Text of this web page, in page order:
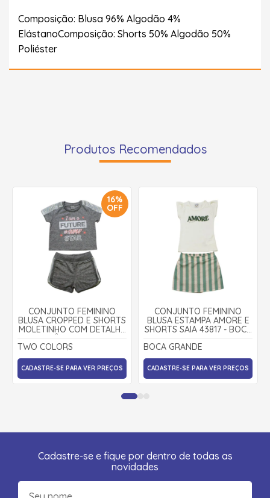
Composição: Blusa 96% Algodão 4%
ElástanoComposição: Shorts 50% Algodão 50%
Poliéster
Produtos Recomendados
16%
OFF
CONJUNTO FEMININO
BLUSA CROPPED E SHORTS
MOLETINHO COM DETALHE
EM CIRRÊ - TWO COLORS
TWO COLORS
CADASTRE-SE PARA VER PREÇOS
CONJUNTO FEMININO
BLUSA ESTAMPA AMORE E
SHORTS SAIA 43817 - BOCA
GRANDE
BOCA GRANDE
CADASTRE-SE PARA VER PREÇOS
Cadastre-se e fique por dentro de todas as
novidades